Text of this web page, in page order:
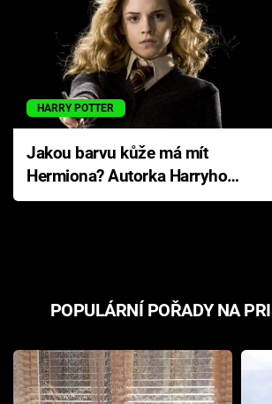
HARRY POTTER
Jakou barvu kůže má mít
Hermiona? Autorka Harryho
Pottera přišla s ráznou
POPULÁRNÍ POŘADY NA